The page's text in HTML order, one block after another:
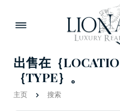
出售在｛
｛TYPE｝。
主页 搜索